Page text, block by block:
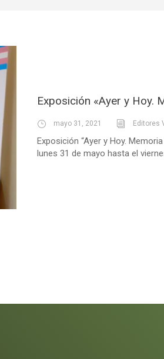
Exposición «Ayer y Hoy.
mayo 31, 2021 Editores
Exposición “Ayer y Hoy.
lunes 31 de mayo hasta el